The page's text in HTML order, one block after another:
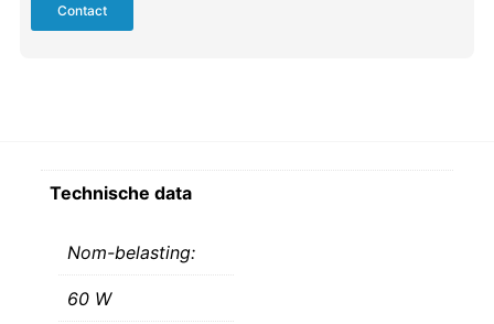
Contact
Technische data
Nom-belasting:
60 W